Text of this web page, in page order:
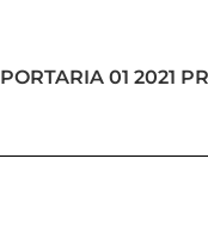
PORTARIA 01 2021